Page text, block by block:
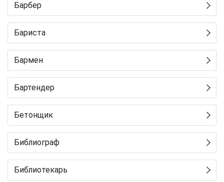
Барбер
Бариста
Бармен
Бартендер
Бетонщик
Библиограф
Библиотекарь